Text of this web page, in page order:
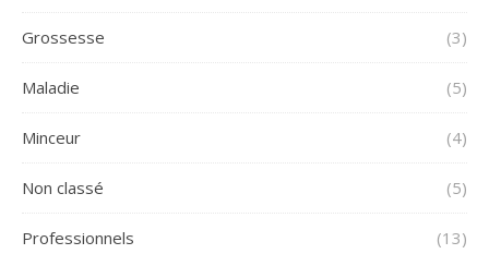
Grossesse (3)
Maladie (5)
Minceur (4)
Non classé (5)
Professionnels (13)